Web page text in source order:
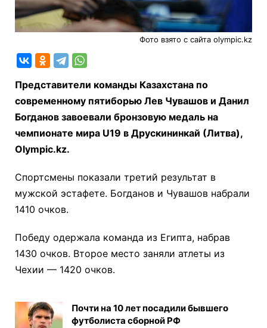
Фото взято с сайта olympic.kz
Представители команды Казахстана по
современному пятиборью Лев Чувашов и Данил
Богданов завоевали бронзовую медаль на
чемпионате мира U19 в Друскининкай (Литва),
Olympic.kz.
Спортсмены показали третий результат в
мужской эстафете. Богданов и Чувашов набрали
1410 очков.
Победу одержала команда из Египта, набрав
1430 очков. Второе место заняли атлеты из
Чехии — 1420 очков.
Почти на 10 лет посадили бывшего
футболиста сборной РФ